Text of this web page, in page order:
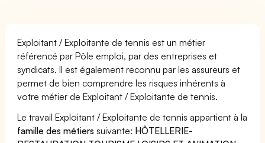
Exploitant / Exploitante de tennis est un métier
référencé par Pôle emploi, par des entreprises et
syndicats. Il est également reconnu par les assureurs et
permet de bien comprendre les risques inhérents à
votre métier de Exploitant / Exploitante de tennis.
Le travail Exploitant / Exploitante de tennis appartient à la
famille des métiers suivante: HÔTELLERIE-